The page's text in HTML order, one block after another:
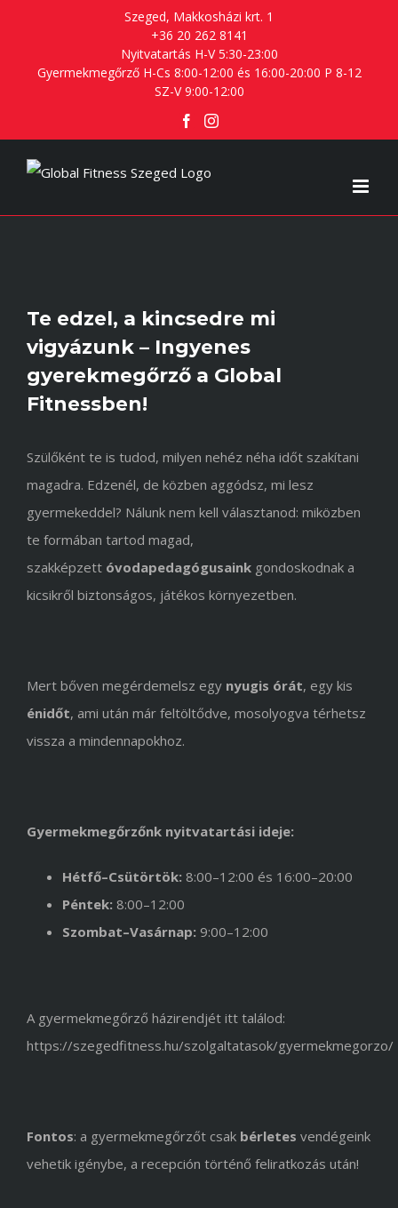
content
Szeged, Makkosházi krt. 1
+36 20 262 8141
Nyitvatartás H-V 5:30-23:00
Gyermekmegőrző H-Cs 8:00-12:00 és 16:00-20:00 P 8-12
SZ-V 9:00-12:00
Facebook
Instagram
Te edzel, a kincsedre mi
vigyázunk – Ingyenes
gyerekmegőrző a Global
Fitnessben!
Szülőként te is tudod, milyen nehéz néha időt szakítani
magadra. Edzenél, de közben aggódsz, mi lesz
gyermekeddel? Nálunk nem kell választanod: miközben
te formában tartod magad,
szakképzett óvodapedagógusaink gondoskodnak a
kicsikről biztonságos, játékos környezetben.
Mert bőven megérdemelsz egy nyugis órát, egy kis
énidőt, ami után már feltöltődve, mosolyogva térhetsz
vissza a mindennapokhoz.
Gyermekmegőrzőnk nyitvatartási ideje:
Hétfő–Csütörtök: 8:00–12:00 és 16:00–20:00
Péntek: 8:00–12:00
Szombat–Vasárnap: 9:00–12:00
A gyermekmegőrző házirendjét itt találod:
https://szegedfitness.hu/szolgaltatasok/gyermekmegorzo/
Fontos: a gyermekmegőrzőt csak bérletes vendégeink
vehetik igénybe, a recepción történő feliratkozás után!